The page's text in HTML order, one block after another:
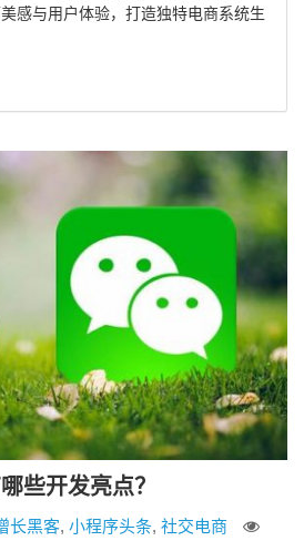
感与用户体验，打造独特电商系统生
些开发亮点？
长黑客, 小程序头条, 社交电商